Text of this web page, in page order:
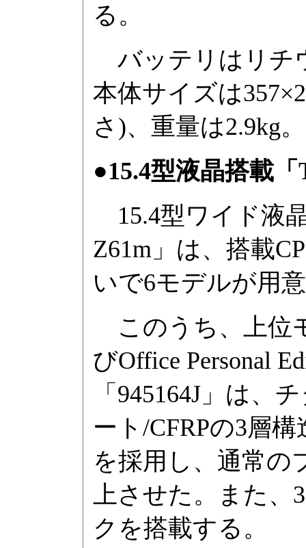
る。
バッテリはリチ
本体サイズは
さ)、重量は2.9kg。
●15.4型液晶搭載
15.4型ワイド液
Z61m」は、搭載
いで6モデルが用
このうち、上位
びOffice Personal
「945164J」は、
ート/CFRPの3層
を採用し、通常の
上させた。また
クを搭載する。